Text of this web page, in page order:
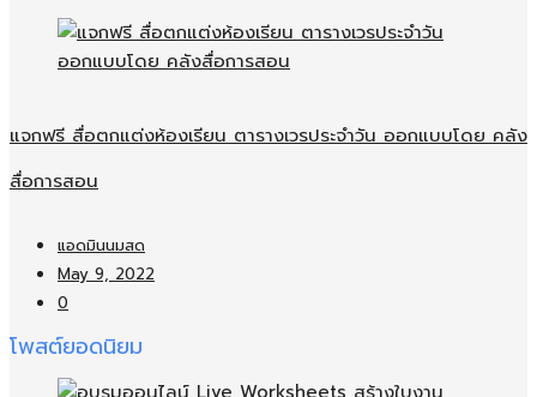
แจกฟรี สื่อตกแต่งห้องเรียน ตารางเวรประจำวัน ออกแบบโดย คลัง
สื่อการสอน
แอดมินนมสด
May 9, 2022
0
โพสต์ยอดนิยม